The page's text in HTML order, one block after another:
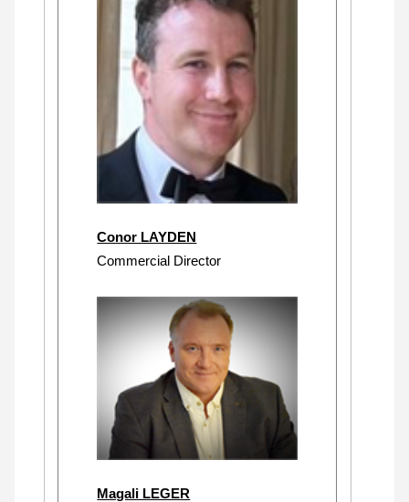
Conor LAYDEN
Commercial Director
Magali LEGER